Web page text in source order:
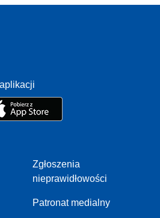
Zgłoszenia
nieprawidłowości
Patronat medialny